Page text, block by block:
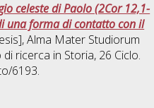
celeste di Paolo (2Cor 12,1-
una forma di contatto con il
Alma Mater Studiorum
ricerca in Storia, 26 Ciclo.
6193.